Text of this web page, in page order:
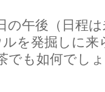
午後（日程
を発掘しに来
でも如何でし